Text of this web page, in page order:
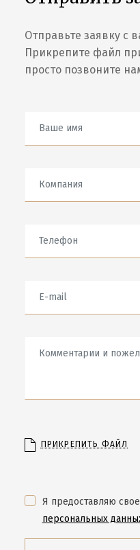
Отправьте заявку с
Прикрепите файл
просто позвоните
ПРИКРЕПИТЬ ФАЙЛ
Я предоставляю свое
персональных